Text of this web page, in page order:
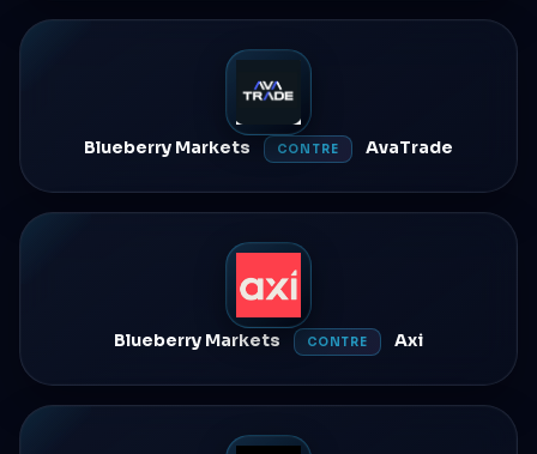
Blueberry Markets CONTRE AvaTrade
Blueberry Markets CONTRE Axi